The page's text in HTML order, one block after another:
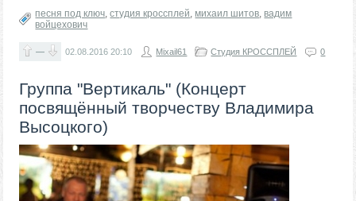
песня под ключ,студия кроссплей, михаил шитов, вадим
войцехович
— 02.08.201620:10 Mixail61 Студия КРОССПЛЕЙ 0
Группа "Вертикаль" (Концерт
посвящённый творчеству Владимира
Высоцкого)